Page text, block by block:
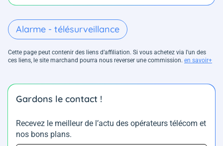
Alarme - télésurveillance
Cette page peut contenir des liens d’affiliation. Si vous achetez via l'un des
ces liens, le site marchand pourra nous reverser une commission. en savoir+
Gardons le contact !
Recevez le meilleur de l’actu des opérateurs télécom et
nos bons plans.